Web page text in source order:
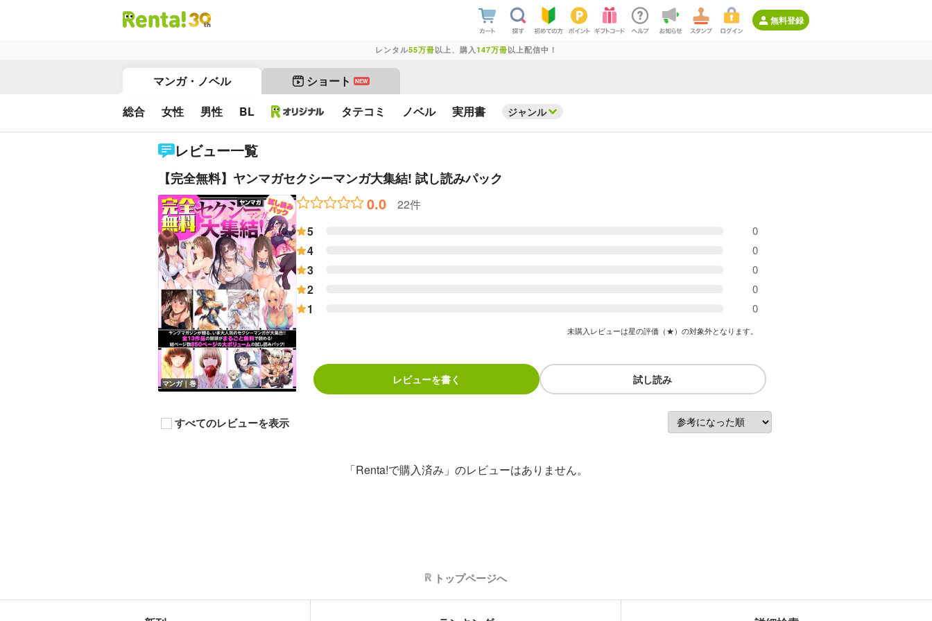
無料登録
レンタル55万冊以上、購入 147万冊以上配信中！
マンガ・ノベル ショート NEW
総合 女性 男性 BL タテコミ ノベル 実用書 ジャンル
レビュー一覧
【完全無料】ヤンマガセクシーマンガ大集結! 試し読みパック
マンガ｜巻
0.0
22件
5
0
4 0
3 0
2 0
1 0
未購入レビューは星の評価（★）の対象外となります。
レビューを書く 試し読み
すべてのレビューを表示
「Renta!で購入済み」のレビューはありません。
トップページへ